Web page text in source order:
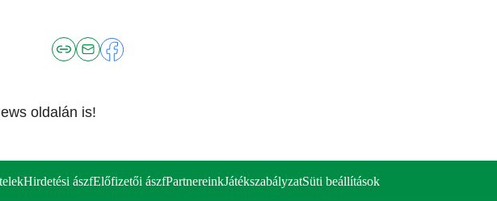
oldalán is!
Hirdetési ászfElőfizetői ászfPartnereinkJátékszabályzatSüti beállítások